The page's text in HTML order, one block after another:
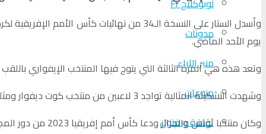
لوبوكلاج Fr
مدونات
منبر الآراء
منوعات
ثقافة و فنون
يوم الأحد الماضي.
وتعد هذه هي المرة الثالثة التي يتوج فيها المنتخب الإيفواري باللقب بعد نسختي 1992 و2015 بالسنغال وغينيا
وشهدت التشكيلة المثالية تواجد 3 لاعبين من منتخب كوت ديفوار ومثلهم من نيجيريا، بينما لم تشهد تواجد أي لاعب عربي، بعد الظهور الباهت للمنتخبات العربية الخمسة التي شاركت في النسخة الأخيرة.
وكان منتخبا تونس والجزائر ودعا كأس أمم إفريقيا 2023 من دور المجموعات، بعدما اكتفى كل منهما بجمع نقطتين من تعادلين وهزيمة، ودون تحقيق أي فوز.